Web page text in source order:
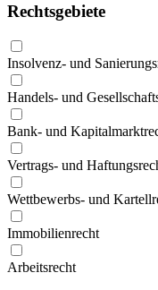
Rechtsgebiete
Insolvenz- und
Handels- und
Bank- und
Vertrags- und
Wettbewerbs- und
Immobilienrecht
Arbeitsrecht